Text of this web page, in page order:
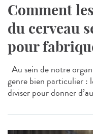
Comment
du cerveau
pour
Au sein de notre
genre bien particulier :
diviser pour donner